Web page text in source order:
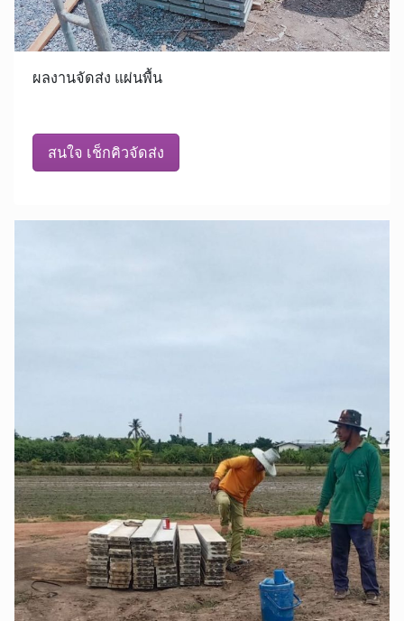
ผลงานจัดส่ง แผ่นพื้น
สนใจ เช็กคิวจัดส่ง